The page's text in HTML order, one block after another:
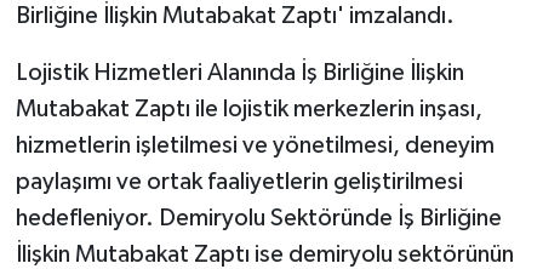
Birliğine İlişkin Mutabakat Zaptı' imzalandı.
Lojistik Hizmetleri Alanında İş Birliğine İlişkin
Mutabakat Zaptı ile lojistik merkezlerin inşası,
hizmetlerin işletilmesi ve yönetilmesi, deneyim
paylaşımı ve ortak faaliyetlerin geliştirilmesi
hedefleniyor. Demiryolu Sektöründe İş Birliğine
İlişkin Mutabakat Zaptı ise demiryolu sektörünün